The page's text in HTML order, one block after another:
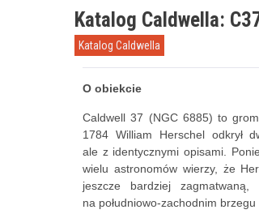
Katalog Caldwella:
Katalog Caldwella
O obiekcie
Caldwell 37 (NGC 6885) to
1784 William Herschel odkrył
ale z identycznymi opisami.
wielu astronomów wierzy, że
jeszcze bardziej
na południowo-zachodnim